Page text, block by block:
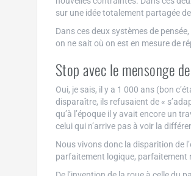
sur une idée totalement partagée
Dans ces deux systèmes de
on ne sait où on est en mesure de
Stop avec le mensonge
Oui, je sais, il y a 1 000 ans (bon
disparaître, ils refusaient de «
qu’à l’époque il y avait encore un
celui qui n’arrive pas à voir la
Nous vivons donc la disparition de
parfaitement logique, parfaitement